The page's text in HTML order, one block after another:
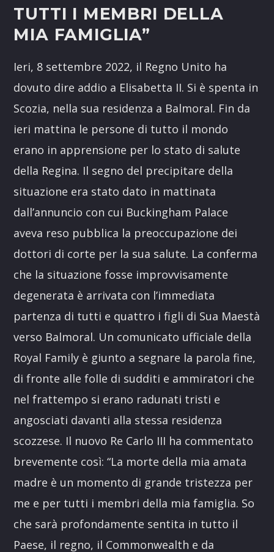
TUTTI I MEMBRI DELLA
MIA FAMIGLIA”
Ieri, 8 settembre 2022, il Regno Unito ha
dovuto dire addio a Elisabetta II. Si è spenta in
Scozia, nella sua residenza a Balmoral. Fin da
ieri mattina le persone di tutto il mondo
erano in apprensione per lo stato di salute
della Regina. Il segno del precipitare della
situazione era stato dato in mattinata
dall’annuncio con cui Buckingham Palace
aveva reso pubblica la preoccupazione dei
dottori di corte per la sua salute. La conferma
che la situazione fosse improvvisamente
degenerata è arrivata con l’immediata
partenza di tutti e quattro i figli di Sua Maestà
verso Balmoral. Un comunicato ufficiale della
Royal Family è giunto a segnare la parola fine,
di fronte alle folle di sudditi e ammiratori che
nel frattempo si erano radunati tristi e
angosciati davanti alla stessa residenza
scozzese. Il nuovo Re Carlo III ha commentato
brevemente così: “La morte della mia amata
madre è un momento di grande tristezza per
me e per tutti i membri della mia famiglia. So
che sarà profondamente sentita in tutto il
Paese, il regno, il Commonwealth e da